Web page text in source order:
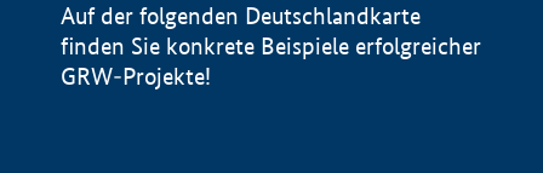
Auf der folgenden Deutschlandkarte
finden Sie konkrete Beispiele erfolgreicher
GRW-Projekte!